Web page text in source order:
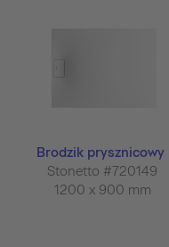
Brodzik prysznicowy
Stonetto #720149
1200 x 900 mm